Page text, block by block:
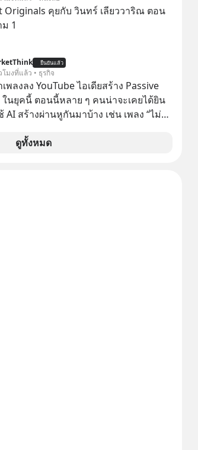
องตัวเองและรักษาความสัมพันธ์ของคน
มกัน #boundary
#แอปเท๋dinnertalk
Originals คุยกับ วินทร์ เลียววาริณ ตอน
1
ยืนยันแล้ว
มงที่แล้ว • ธุรกิจ
พลงลง YouTube ไอเดียสร้าง Passive
นยุคนี้ ตอนนี้หลาย ๆ คนน่าจะเคยได้ยิน
AI สร้างผ่านหูกันมาบ้าง เช่น เพลง “ไม่มี
อดรับชมกว่า 26 ล้านครั้งแล้ว
ดูทั้งหมด